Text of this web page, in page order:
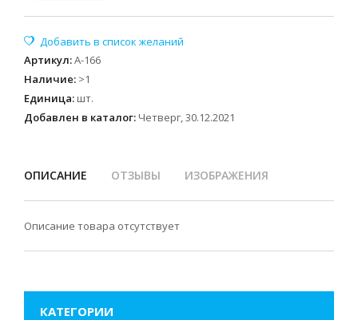
Артикул:А-166
Наличие: >1
Единица: шт.
Добавлен в каталог: Четверг, 30.12.2021
ОПИСАНИЕ ОТЗЫВЫ ИЗОБРАЖЕНИЯ
Описание товара отсутствует
КАТЕГОРИИ